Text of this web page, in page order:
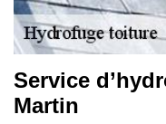
Service
Martin